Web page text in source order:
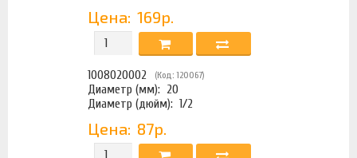
Цена:169р.
1008020002 (Код: 120067)
Диаметр (мм): 20
Диаметр (дюйм):1/2
Цена: 87р.